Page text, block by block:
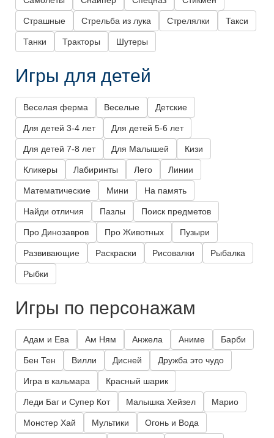
Страшные Стрельба из лука Стрелялки Такси
Танки Тракторы Шутеры
Игры для детей
Веселая ферма Веселые Детские
Для детей 3-4 лет Для детей 5-6 лет
Для детей 7-8 лет Для Малышей Кизи
Кликеры Лабиринты Лего Линии
Математические Мини На память
Найди отличия Пазлы Поиск предметов
Про Динозавров Про Животных Пузыри
Развивающие Раскраски Рисовалки Рыбалка
Рыбки
Игры по персонажам
Адам и Ева Ам Ням Анжела Аниме Барби
Бен Тен Вилли Дисней Дружба это чудо
Игра в кальмара Красный шарик
Леди Баг и Супер Кот Малышка Хейзел Марио
Монстер Хай Мультики Огонь и Вода